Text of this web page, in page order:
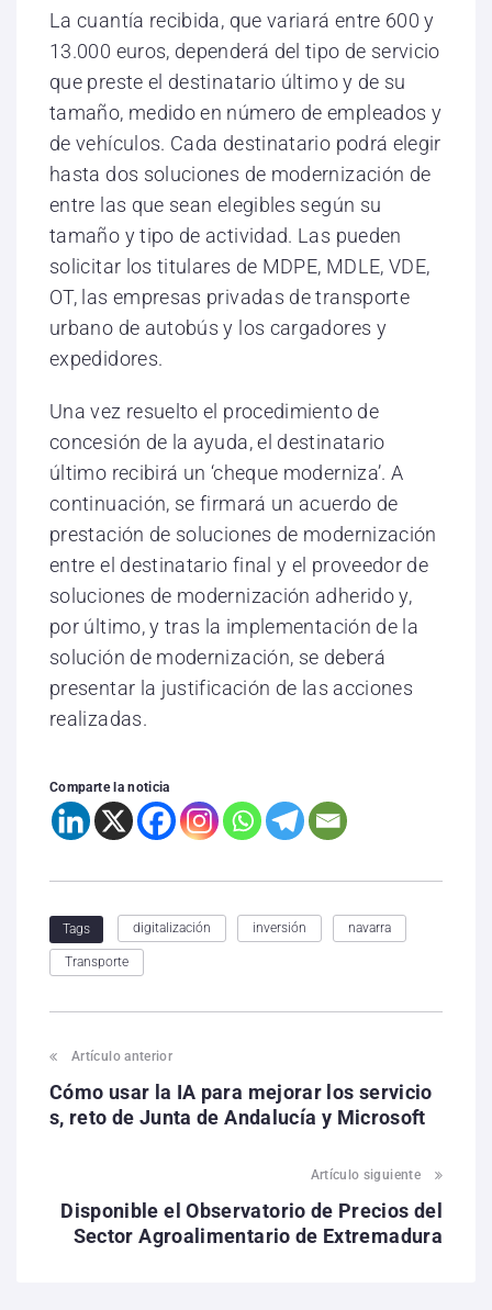
La cuantía recibida, que variará entre 600 y
13.000 euros, dependerá del tipo de servicio
que preste el destinatario último y de su
tamaño, medido en número de empleados y
de vehículos. Cada destinatario podrá elegir
hasta dos soluciones de modernización de
entre las que sean elegibles según su
tamaño y tipo de actividad. Las pueden
solicitar los titulares de MDPE, MDLE, VDE,
OT, las empresas privadas de transporte
urbano de autobús y los cargadores y
expedidores.
Una vez resuelto el procedimiento de
concesión de la ayuda, el destinatario
último recibirá un ‘cheque moderniza’. A
continuación, se firmará un acuerdo de
prestación de soluciones de modernización
entre el destinatario final y el proveedor de
soluciones de modernización adherido y,
por último, y tras la implementación de la
solución de modernización, se deberá
presentar la justificación de las acciones
realizadas.
Comparte la noticia
Tags digitalización inversión navarra
Transporte
Artículo anterior
Cómo usar la IA para mejorar los servicio
s, reto de Junta de Andalucía y Microsoft
Artículo siguiente
Disponible el Observatorio de Precios del
Sector Agroalimentario de Extremadura